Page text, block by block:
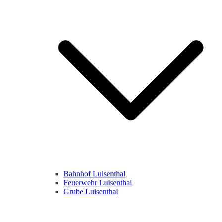
Bahnhof Luisenthal
Feuerwehr Luisenthal
Grube Luisenthal